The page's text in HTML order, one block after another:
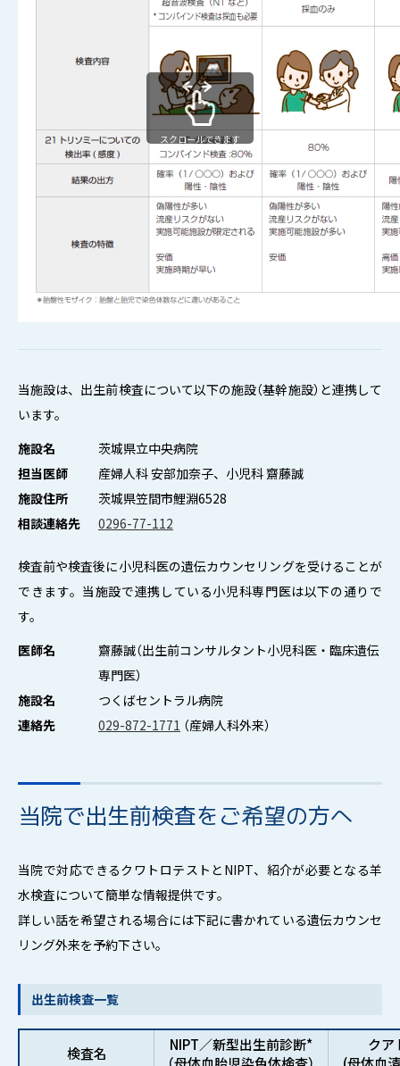
スクロールできます
当施設は、出生前検査について以下の施設（基幹施設）と連携して
います。
施設名
茨城県立中央病院
担当医師
産婦人科 安部加奈子、小児科 齋藤誠
施設住所
茨城県笠間市鯉淵6528
相談連絡先
0296-77-112
検査前や検査後に小児科医の遺伝カウンセリングを受けることが
できます。当施設で連携している小児科専門医は以下の通りで
す。
医師名
齋藤誠（出生前コンサルタント小児科医・臨床遺伝
専門医）
施設名
つくばセントラル病院
連絡先
029-872-1771 （産婦人科外来）
当院で出生前検査をご希望の方へ
当院で対応できるクワトロテストとNIPT、紹介が必要となる羊
水検査について簡単な情報提供です。
詳しい話を希望される場合には下記に書かれている遺伝カウンセ
リング外来を予約下さい。
出生前検査一覧
検査名
NIPT／新型出生前診断*
クア